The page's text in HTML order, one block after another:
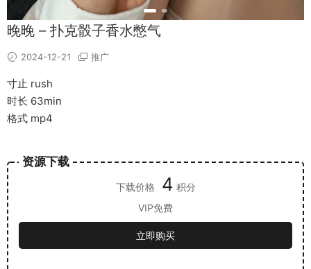
晚晚 – 扑克骰子香水憋气
2024-12-21 推广
寸止 rush
时长 63min
格式 mp4
资源下载
下载价格 4 积分
VIP免费
立即购买